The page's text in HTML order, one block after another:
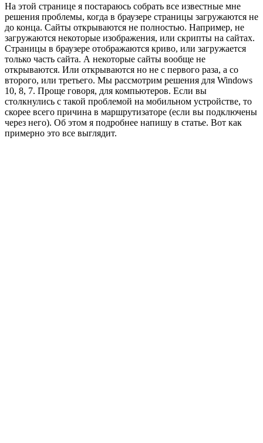
На этой странице я постараюсь собрать все известные мне
решения проблемы, когда в браузере страницы загружаются не
до конца. Сайты открываются не полностью. Например, не
загружаются некоторые изображения, или скрипты на сайтах.
Страницы в браузере отображаются криво, или загружается
только часть сайта. А некоторые сайты вообще не
открываются. Или открываются но не с первого раза, а со
второго, или третьего. Мы рассмотрим решения для Windows
10, 8, 7. Проще говоря, для компьютеров. Если вы
столкнулись с такой проблемой на мобильном устройстве, то
скорее всего причина в маршрутизаторе (если вы подключены
через него). Об этом я подробнее напишу в статье. Вот как
примерно это все выглядит.